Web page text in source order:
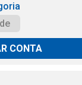
CONTA